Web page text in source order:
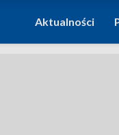
Aktualności